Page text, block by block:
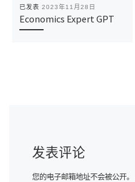
已发表 2023年11月28日
Economics Expert GPT
发表评论
您的电子邮箱地址不会被公开。